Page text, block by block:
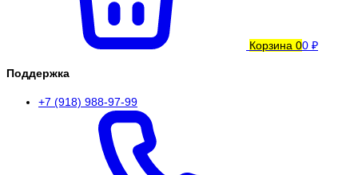
Корзина 00 ₽
Поддержка
+7 (918) 988-97-99